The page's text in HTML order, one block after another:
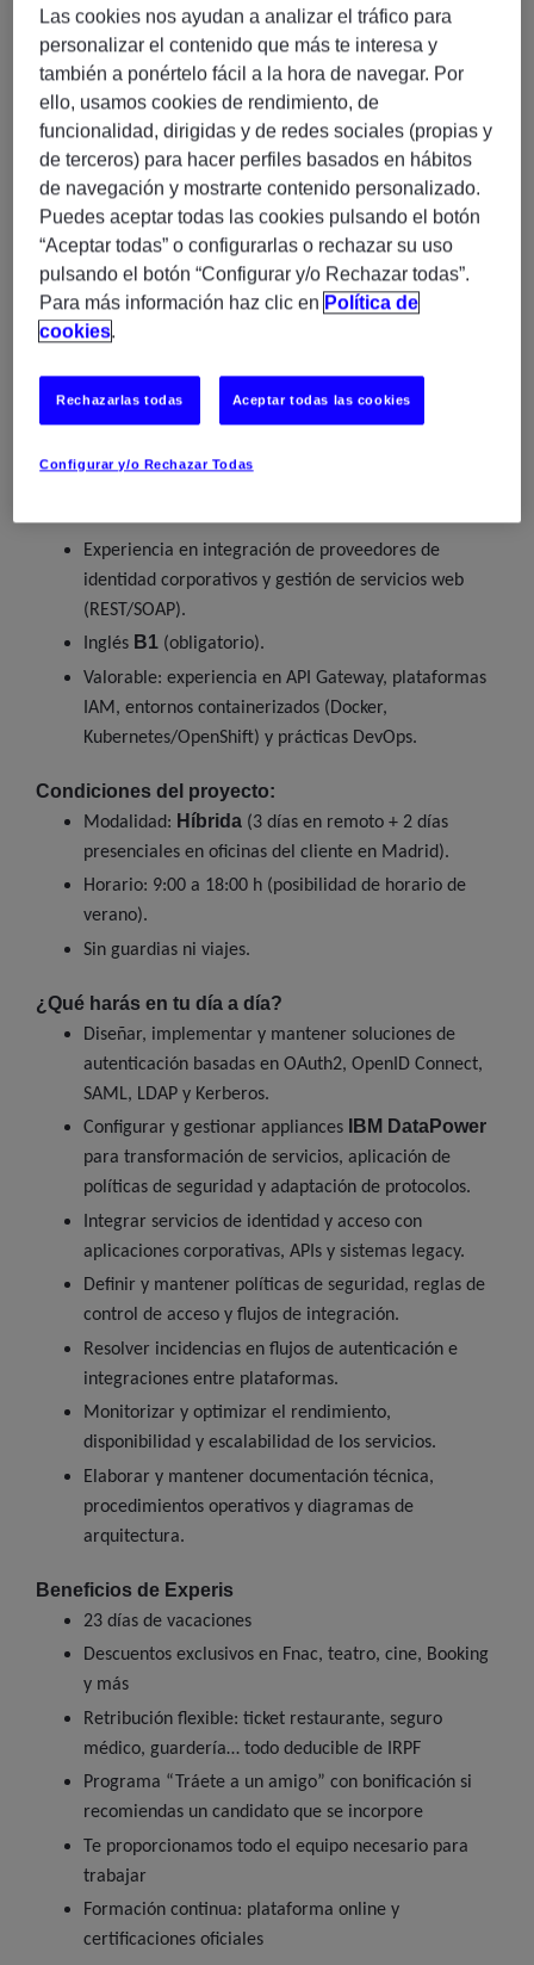
líneas de servicio antes mencionadas. Contamos con una
plantilla de más de 1.800 profesionales especializados en
IT en España y presencia internacional en 54 países.
¿Qué buscamos?
En Experis buscamos un/aIngeniero/a de Sistemas
IAM y DataPower – Híbrido Madrid (H/M/X)
Perfil que necesitamos:
6 a 9 años de experiencia
Experiencia práctica conIBM DataPower.
Conocimientos sólidos en protocolos de
Experiencia en integración de proveedores de
identidad corporativos y gestión de servicios web
(REST/SOAP).
Inglés B1 (obligatorio).
Valorable: experiencia en API Gateway, plataformas
IAM, entornos containerizados (Docker,
Kubernetes/OpenShift) y prácticas DevOps.
Condiciones del proyecto:
Modalidad: Híbrida (3 días en remoto + 2 días
presenciales en oficinas del cliente en Madrid).
Horario: 9:00 a 18:00 h (posibilidad de horario de
verano).
Sin guardias ni viajes.
¿Qué harás en tu día a día?
Diseñar, implementar y mantener soluciones de
autenticación basadas en OAuth2, OpenID Connect,
SAML, LDAP y Kerberos.
Configurar y gestionar appliances
IBM DataPower
para transformación de servicios, aplicación de
políticas de seguridad y adaptación de protocolos.
Integrar servicios de identidad y acceso con
aplicaciones corporativas, APIs y sistemas legacy.
Definir y mantener políticas de seguridad, reglas de
control de acceso y flujos de integración.
Resolver incidencias en flujos de autenticación e
integraciones entre plataformas.
Monitorizar y optimizar el rendimiento,
disponibilidad y escalabilidad de los servicios.
Elaborar y mantener documentación técnica,
procedimientos operativos y diagramas de
arquitectura.
Beneficios de Experis
23 días de vacaciones
Descuentos exclusivos en Fnac, teatro, cine, Booking
y más
Retribución flexible: ticket restaurante, seguro
médico, guardería… todo deducible de IRPF
Programa “Tráete a un amigo” con bonificación si
recomiendas un candidato que se incorpore
Te proporcionamos todo el equipo necesario para
trabajar
Formación continua: plataforma online y
certificaciones oficiales
Las cookies nos ayudan a analizar el tráfico para
personalizar el contenido que más te interesa y
también a ponértelo fácil a la hora de navegar. Por
ello, usamos cookies de rendimiento, de
funcionalidad, dirigidas y de redes sociales (propias y
de terceros) para hacer perfiles basados en hábitos
de navegación y mostrarte contenido personalizado.
Puedes aceptar todas las cookies pulsando el botón
“Aceptar todas” o configurarlas o rechazar su uso
pulsando el botón “Configurar y/o Rechazar todas”.
Para más información haz clic en Política de
cookies.
Configurar y/o Rechazar Todas
Rechazarlas todas Aceptar todas las cookies